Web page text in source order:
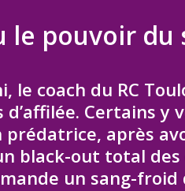
le pouvoir du
coach du RC
Certains y
prédatrice, après
black-out total
un sang-